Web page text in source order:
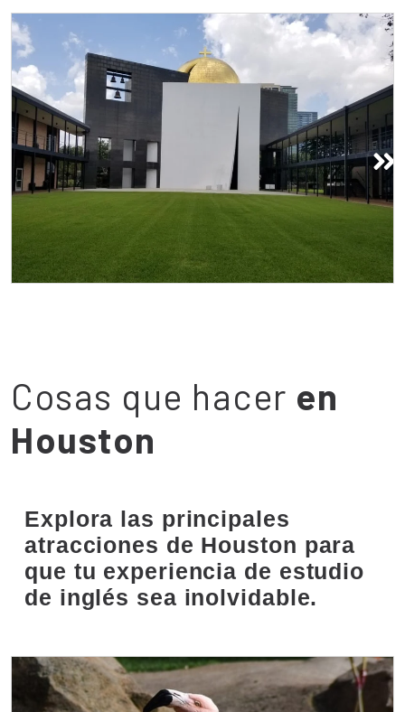
Capilla de San Basilio
Cosas que hacer en
Houston
Explora las principales
atracciones de Houston para
que tu experiencia de estudio
de inglés sea inolvidable.